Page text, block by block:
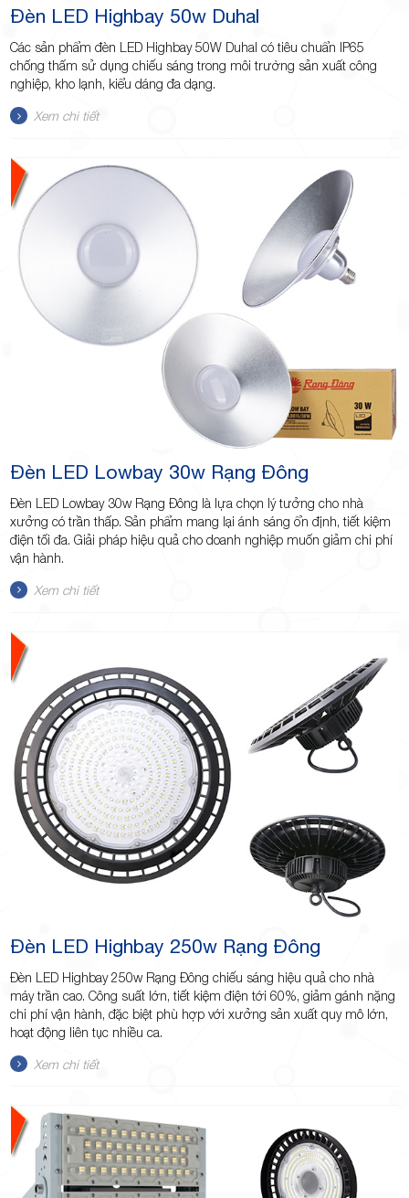
Đèn LED Highbay 50w Duhal
Các sản phẩm đèn LED Highbay 50W Duhal có tiêu chuẩn IP65
chống thấm sử dụng chiếu sáng trong môi trường sản xuất công
nghiệp, kho lạnh, kiểu dáng đa dạng.
Xem chi tiết
Đèn LED Lowbay 30w Rạng Đông
Đèn LED Lowbay 30w Rạng Đông là lựa chọn lý tưởng cho nhà
xưởng có trần thấp. Sản phẩm mang lại ánh sáng ổn định, tiết kiệm
điện tối đa. Giải pháp hiệu quả cho doanh nghiệp muốn giảm chi phí
vận hành.
Xem chi tiết
Đèn LED Highbay 250w Rạng Đông
Đèn LED Highbay 250w Rạng Đông chiếu sáng hiệu quả cho nhà
máy trần cao. Công suất lớn, tiết kiệm điện tới 60%, giảm gánh nặng
chi phí vận hành, đặc biệt phù hợp với xưởng sản xuất quy mô lớn,
hoạt động liên tục nhiều ca.
Xem chi tiết